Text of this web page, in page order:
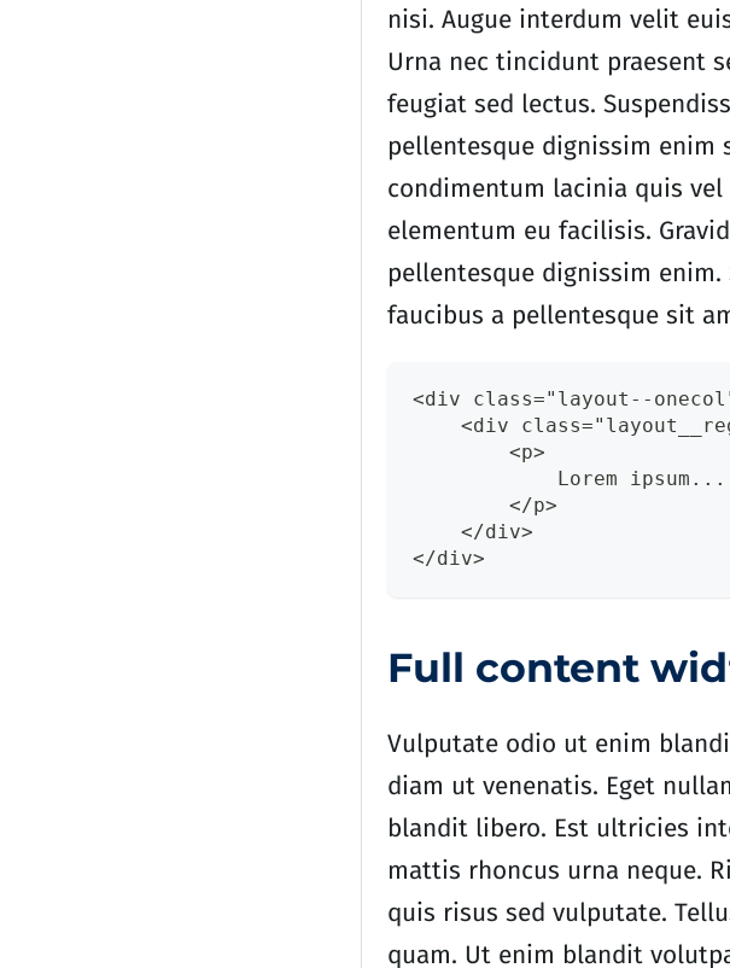
nisi. Augue interdum velit
Urna nec tincidunt praesent
feugiat sed lectus.
pellentesque dignissim enim
condimentum lacinia quis
elementum eu facilisis.
pellentesque dignissim
faucibus a pellentesque sit
<div class="layout--
<div
        <p>
            Lorem ipsum...
        </p>
    </div>
</div>
Full content
Vulputate odio ut enim
diam ut venenatis. Eget
blandit libero. Est ultricies
mattis rhoncus urna neque.
quis risus sed vulputate.
quam. Ut enim blandit